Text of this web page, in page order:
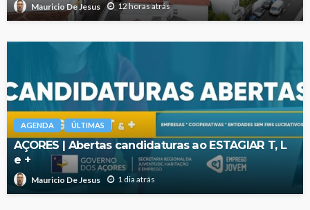
Mauricio De Jesus 12 horas atrás
AGENDA ÚLTIMAS
AÇORES | Abertas candidaturas ao ESTAGIAR T, L
e +
Mauricio De Jesus 1 dia atrás